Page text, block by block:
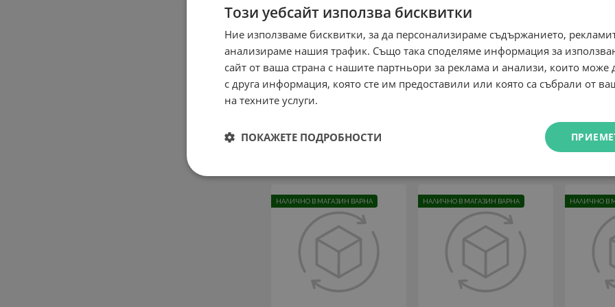
Funko POP! Disney:
Nightmare Before
Christmas - Zero
15.34€ 30.00
Funko POP! With
16.87
НАЛИЧНО В МАГАЗИН ВАРНА НАЛИЧНО В МАГАЗИН ВАРНА НАЛИЧНО В
Този уебсайт използва бисквитки
Ние използваме бисквитки, за да персонализираме съдържанието,
анализираме нашия трафик. Също така споделяме информация за
сайт от ваша страна с нашите партньори за реклама и анализи, които може
с друга информация, която сте им предоставили или която са събрали от
на техните услуги.
ПОКАЖЕТЕ ПОДРОБНОСТИ